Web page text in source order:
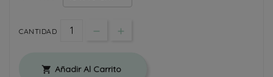
CANTIDAD
 Añadir Al Carrito